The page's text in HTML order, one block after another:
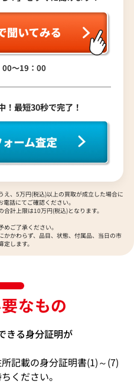
ですが、査定だけお
すか？
00〜19：00
！最短30秒で完了！
、5万円(税込)以上の買取が成立した場合に
話にてご確認ください。
計上限は10万円(税込)となります。
ご了承ください。
かわらず、品目、状態、付属品、当日の市
します。
なもの
きる身分証明が
記載の身分証明書(1)～(7)
ください。